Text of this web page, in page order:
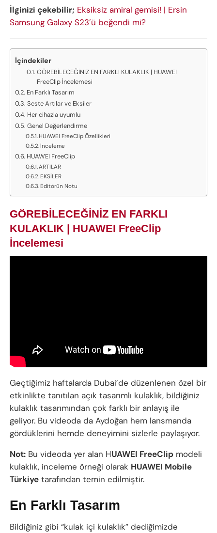
İlginizi çekebilir; Eksiksiz amiral gemisi! | Ersin
Samsung Galaxy S23’ü beğendi mi?
İçindekiler
GÖREBİLECEĞİNİZ EN FARKLI KULAKLIK | HUAWEI
FreeClip İncelemesi
En Farklı Tasarım
Seste Artılar ve Eksiler
Her cihazla uyumlu
Genel Değerlendirme
HUAWEI FreeClip Özellikleri
İnceleme
HUAWEI FreeClip
ARTILAR
EKSİLER
Editörün Notu
GÖREBİLECEĞİNİZ EN FARKLI
KULAKLIK | HUAWEI FreeClip
İncelemesi
Geçtiğimiz haftalarda Dubai’de düzenlenen özel bir
etkinlikte tanıtılan açık tasarımlı kulaklık, bildiğiniz
kulaklık tasarımından çok farklı bir anlayış ile
geliyor. Bu videoda da Aydoğan hem lansmanda
gördüklerini hemde deneyimini sizlerle paylaşıyor.
Not: Bu videoda yer alan HUAWEI FreeClip modeli
kulaklık, inceleme örneği olarak HUAWEI Mobile
Türkiye tarafından temin edilmiştir.
En Farklı Tasarım
Bildiğiniz gibi “kulak içi kulaklık” dediğimizde